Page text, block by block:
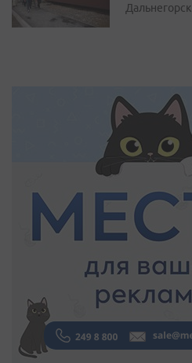
Дальнегорск